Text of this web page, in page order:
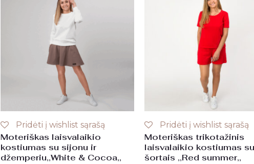
Pridėti į wishlist sąrašą
Moteriškas laisvalaikio
kostiumas su sijonu ir
džemperiu,,White & Cocoa,,
Pridėti į wishlist sąrašą
Moteriškas trikotažinis
laisvalaikio kostiumas su
šortais ,,Red summer,,